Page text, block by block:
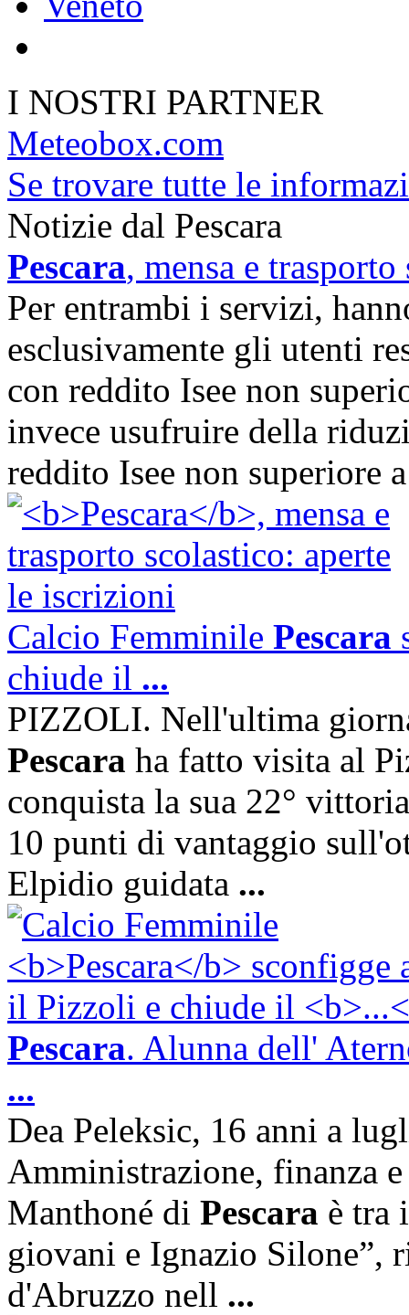
I NOSTRI PARTNER
Meteobox.com
Se trovare tutte le
Notizie dal Pescara
Pescara, mensa e
Per entrambi i servizi,
esclusivamente gli utenti
con reddito Isee non
invece usufruire della
reddito Isee non superiore
Calcio Femminile Pescara
chiude il ...
PIZZOLI. Nell'ultima
Pescara ha fatto visita al
conquista la sua 22°
10 punti di vantaggio
Elpidio guidata ...
Pescara. Alunna dell'
...
Dea Peleksic, 16 anni a
Amministrazione, finanza
Manthoné di Pescara è tra
giovani e Ignazio Silone”,
d'Abruzzo nell ...